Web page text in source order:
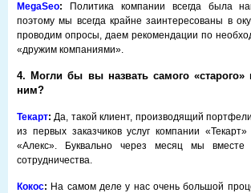
MegaSeo:
Политика компании всегда была
поэтому мы всегда крайне заинтересованы в
проводим опросы, даем рекомендации по
«дружим компаниями».
4. Могли бы вы назвать самого «старого»
ним?
Текарт:Да, такой клиент, производящий
из первых заказчиков услуг компании
«Алекс». Буквально через месяц мы
сотрудничества.
Кокос: На самом деле у нас очень большой